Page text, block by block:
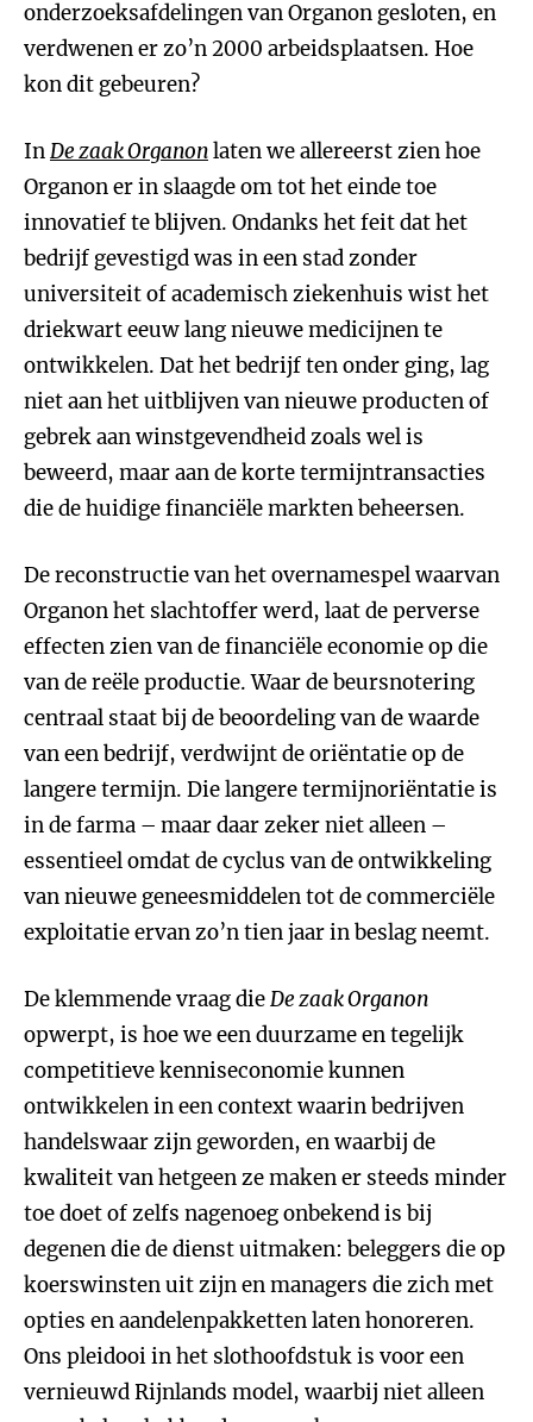
onderzoeksafdelingen van Organon gesloten, en
verdwenen er zo’n 2000 arbeidsplaatsen. Hoe
kon dit gebeuren?
InDe zaak Organonlaten we allereerst zien hoe
Organon er in slaagde om tot het einde toe
innovatief te blijven. Ondanks het feit dat het
bedrijf gevestigd was in een stad zonder
universiteit of academisch ziekenhuis wist het
driekwart eeuw lang nieuwe medicijnen te
ontwikkelen. Dat het bedrijf ten onder ging, lag
niet aan het uitblijven van nieuwe producten of
gebrek aan winstgevendheid zoals wel is
beweerd, maar aan de korte termijntransacties
die de huidige financiële markten beheersen.
De reconstructie van het overnamespel waarvan
Organon het slachtoffer werd, laat de perverse
effecten zien van de financiële economie op die
van de reële productie. Waar de beursnotering
centraal staat bij de beoordeling van de waarde
van een bedrijf, verdwijnt de oriëntatie op de
langere termijn. Die langere termijnoriëntatie is
in de farma – maar daar zeker niet alleen –
essentieel omdat de cyclus van de ontwikkeling
van nieuwe geneesmiddelen tot de commerciële
exploitatie ervan zo’n tien jaar in beslag neemt.
De klemmende vraag dieDe zaak Organon
opwerpt, is hoe we een duurzame en tegelijk
competitieve kenniseconomie kunnen
ontwikkelen in een context waarin bedrijven
handelswaar zijn geworden, en waarbij de
kwaliteit van hetgeen ze maken er steeds minder
toe doet of zelfs nagenoeg onbekend is bij
degenen die de dienst uitmaken: beleggers die op
koerswinsten uit zijn en managers die zich met
opties en aandelenpakketten laten honoreren.
Ons pleidooi in het slothoofdstuk is voor een
vernieuwd Rijnlands model, waarbij niet alleen